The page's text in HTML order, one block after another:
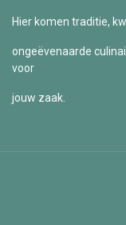
Hier komen traditie,
ongeëvenaarde
voor
jouw zaak.